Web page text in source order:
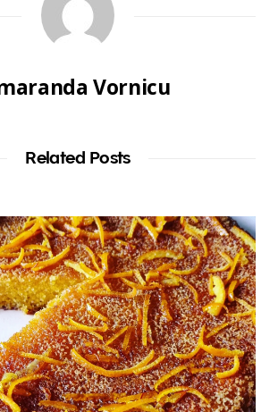
Vornicu
Related Posts